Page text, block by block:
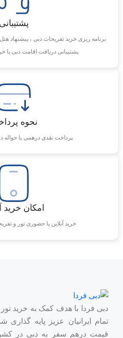
پشتیبانی
برنامه ریزی خرید تفریحات دبی ، پیشنهاد
پشتیبانی دریافت اقامت دبی
نحوه
پرداخت نقدی درهمی یا حواله
امکان خرید
خرید آنلاین یا حضوری تور و
دبی فردا با هدف کمک به خرید
تمام ایرانیان عزیز پایه
قیمت درهم سفر به دبی در